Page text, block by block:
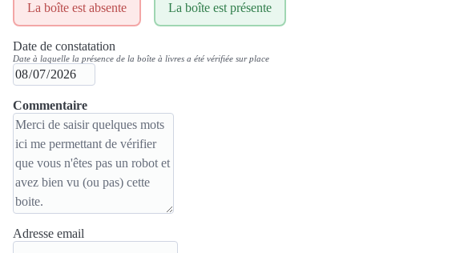
La boîte est absente
La boîte est présente
Date de constatation
Date à laquelle la présence de la boîte à livres a été vérifiée sur place
Commentaire
Adresse email